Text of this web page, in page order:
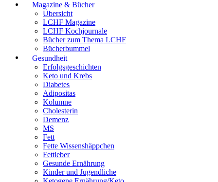
Magazine & Bücher
Übersicht
LCHF Magazine
LCHF Kochjournale
Bücher zum Thema LCHF
Bücherbummel
Gesundheit
Erfolgsgeschichten
Keto und Krebs
Diabetes
Adipositas
Kolumne
Cholesterin
Demenz
MS
Fett
Fette Wissenshäppchen
Fettleber
Gesunde Ernährung
Kinder und Jugendliche